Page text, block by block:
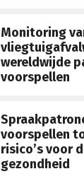
Monitoring
wereldwijde
voorspellen
voorspellen
risico’s voor
gezondheid